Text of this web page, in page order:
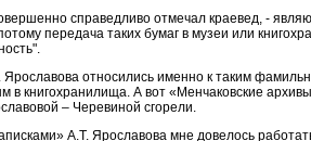
справедливо отмечал краевед, -
передача таких бумаг в музеи или
Ярославова относились именно к таким
в книгохранилища. А вот «Менчаковские
– Черевиной сгорели.
А.Т. Ярославова мне довелось